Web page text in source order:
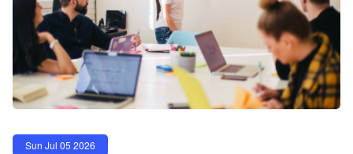
Sun Jul 05 2026